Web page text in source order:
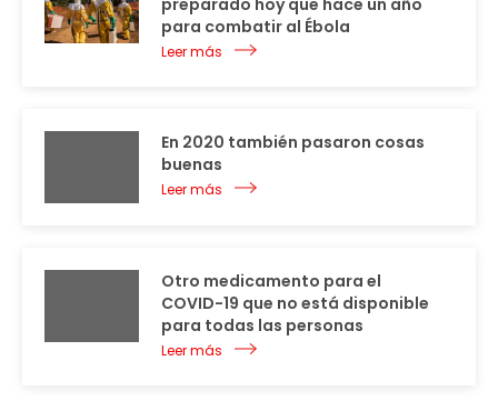
preparado hoy que hace un año
para combatir al Ébola
Leer más
En 2020 también pasaron cosas
buenas
Leer más
Otro medicamento para el
COVID-19 que no está disponible
para todas las personas
Leer más